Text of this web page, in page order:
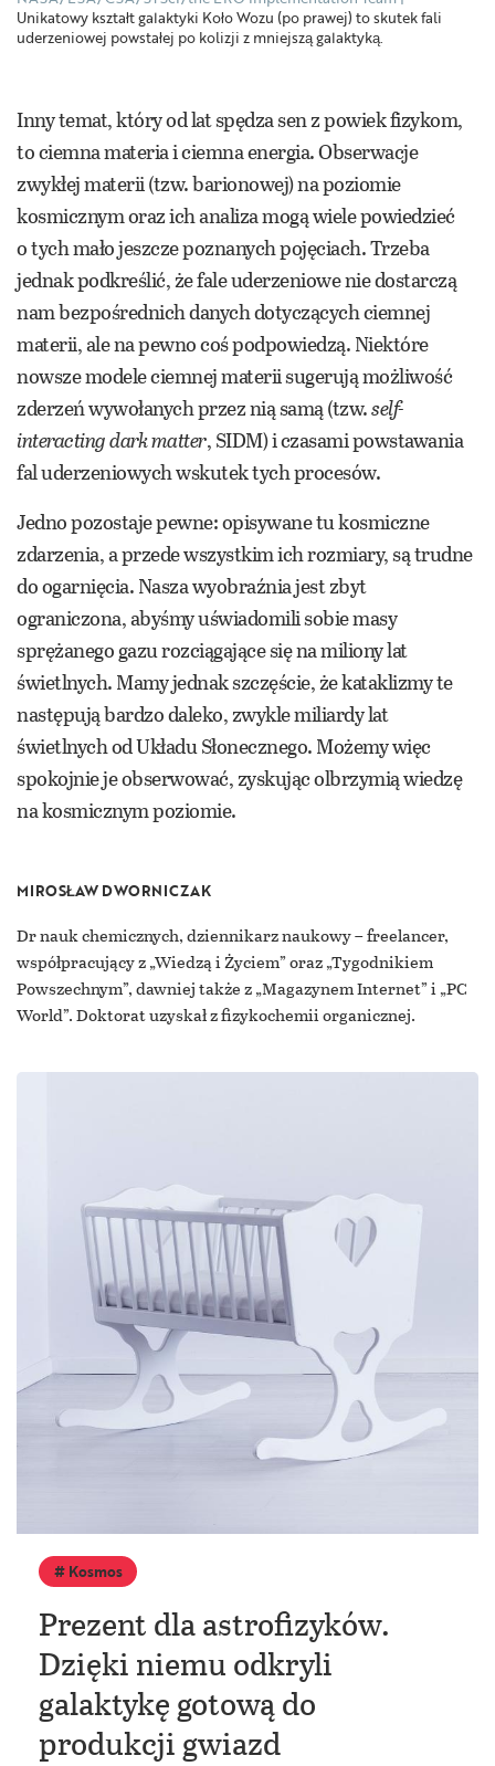
Kosmos
Prezent dla astrofizyków.
Dzięki niemu odkryli
galaktykę gotową do
produkcji gwiazd
Unikatowy kształt galaktyki Koło Wozu (po prawej) to skutek fali
uderzeniowej powstałej po kolizji z mniejszą galaktyką.
Inny temat, który od lat spędza sen z powiek fizykom,
to ciemna materia i ciemna energia. Obserwacje
zwykłej materii (tzw. barionowej) na poziomie
kosmicznym oraz ich analiza mogą wiele powiedzieć
o tych mało jeszcze poznanych pojęciach. Trzeba
jednak podkreślić, że fale uderzeniowe nie dostarczą
nam bezpośrednich danych dotyczących ciemnej
materii, ale na pewno coś podpowiedzą. Niektóre
nowsze modele ciemnej materii sugerują możliwość
zderzeń wywołanych przez nią samą (tzw.self-
interacting dark matter, SIDM) i czasami powstawania
fal uderzeniowych wskutek tych procesów.
Jedno pozostaje pewne: opisywane tu kosmiczne
zdarzenia, a przede wszystkim ich rozmiary, są trudne
do ogarnięcia. Nasza wyobraźnia jest zbyt
ograniczona, abyśmy uświadomili sobie masy
sprężanego gazu rozciągające się na miliony lat
świetlnych. Mamy jednak szczęście, że kataklizmy te
następują bardzo daleko, zwykle miliardy lat
świetlnych od Układu Słonecznego. Możemy więc
spokojnie je obserwować, zyskując olbrzymią wiedzę
na kosmicznym poziomie.
MIROSŁAW DWORNICZAK
Dr nauk chemicznych, dziennikarz naukowy – freelancer,
współpracujący z „Wiedzą i Życiem” oraz „Tygodnikiem
Powszechnym”, dawniej także z „Magazynem Internet” i „PC
World”. Doktorat uzyskał z fizykochemii organicznej.